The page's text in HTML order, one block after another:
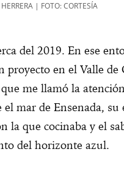
| FOTO: CORTESÍA
del 2019. En ese
proyecto en el Valle de
me llamó la
mar de Ensenada, su
la que cocinaba y el
del horizonte azul.